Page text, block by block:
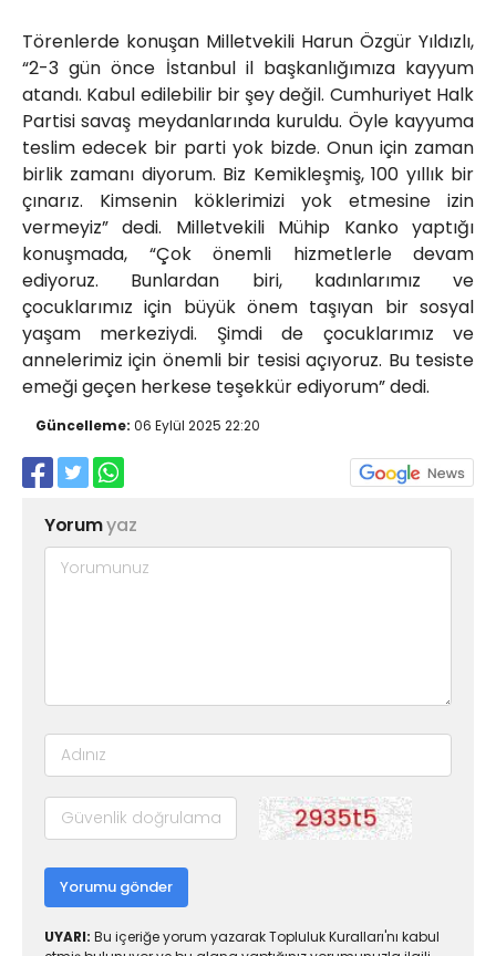
Törenlerde konuşan Milletvekili Harun Özgür Yıldızlı,
“2-3 gün önce İstanbul il başkanlığımıza kayyum
atandı. Kabul edilebilir bir şey değil. Cumhuriyet Halk
Partisi savaş meydanlarında kuruldu. Öyle kayyuma
teslim edecek bir parti yok bizde. Onun için zaman
birlik zamanı diyorum. Biz Kemikleşmiş, 100 yıllık bir
çınarız. Kimsenin köklerimizi yok etmesine izin
vermeyiz” dedi. Milletvekili Mühip Kanko yaptığı
konuşmada, “Çok önemli hizmetlerle devam
ediyoruz. Bunlardan biri, kadınlarımız ve
çocuklarımız için büyük önem taşıyan bir sosyal
yaşam merkeziydi. Şimdi de çocuklarımız ve
annelerimiz için önemli bir tesisi açıyoruz. Bu tesiste
emeği geçen herkese teşekkür ediyorum” dedi.
Güncelleme: 06 Eylül 2025 22:20
Yorumyaz
Yorumu gönder
UYARI: Bu içeriğe yorum yazarak Topluluk Kuralları'nı kabul